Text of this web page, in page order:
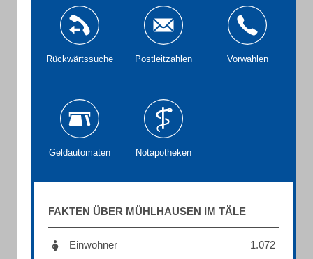
Rückwärtssuche Postleitzahlen Vorwahlen
Geldautomaten Notapotheken
FAKTEN ÜBER MÜHLHAUSEN IM TÄLE
Einwohner
1.072